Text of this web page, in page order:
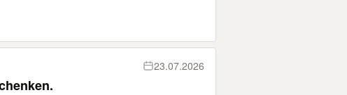
23.07.2026